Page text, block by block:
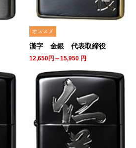
オススメ
漢字 金銀 代表取締役
12,650円～15,950 円